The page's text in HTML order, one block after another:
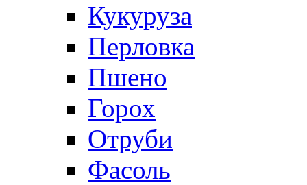
Кукуруза
Перловка
Пшено
Горох
Отруби
Фасоль